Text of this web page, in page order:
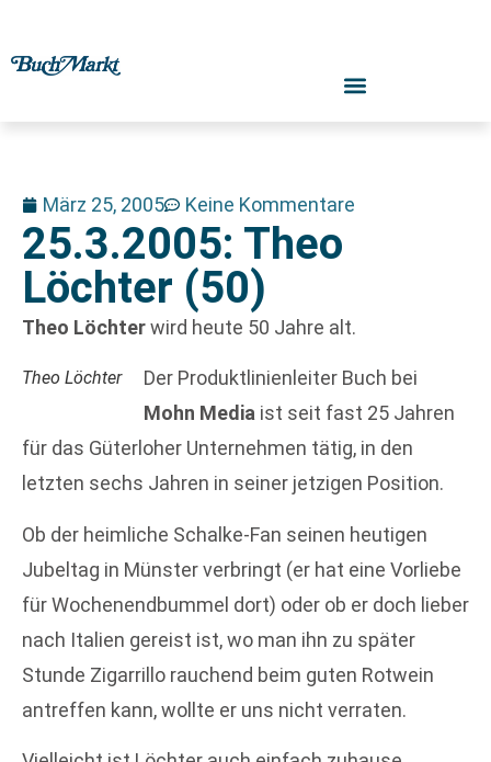
März 25, 2005 Keine Kommentare
25.3.2005: Theo
Löchter (50)
Theo Löchterwird heute 50 Jahre alt.
Theo Löchter
Der Produktlinienleiter Buch bei
Mohn Media ist seit fast 25 Jahren
für das Güterloher Unternehmen tätig, in den
letzten sechs Jahren in seiner jetzigen Position.
Ob der heimliche Schalke-Fan seinen heutigen
Jubeltag in Münster verbringt (er hat eine Vorliebe
für Wochenendbummel dort) oder ob er doch lieber
nach Italien gereist ist, wo man ihn zu später
Stunde Zigarrillo rauchend beim guten Rotwein
antreffen kann, wollte er uns nicht verraten.